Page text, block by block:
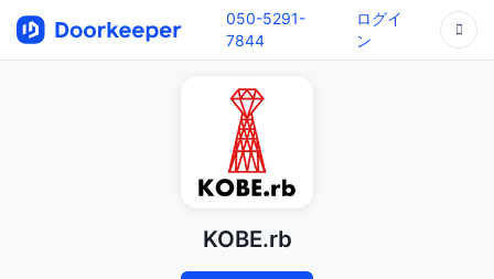
050-5291-
7844
ログイ
ン
KOBE.rb